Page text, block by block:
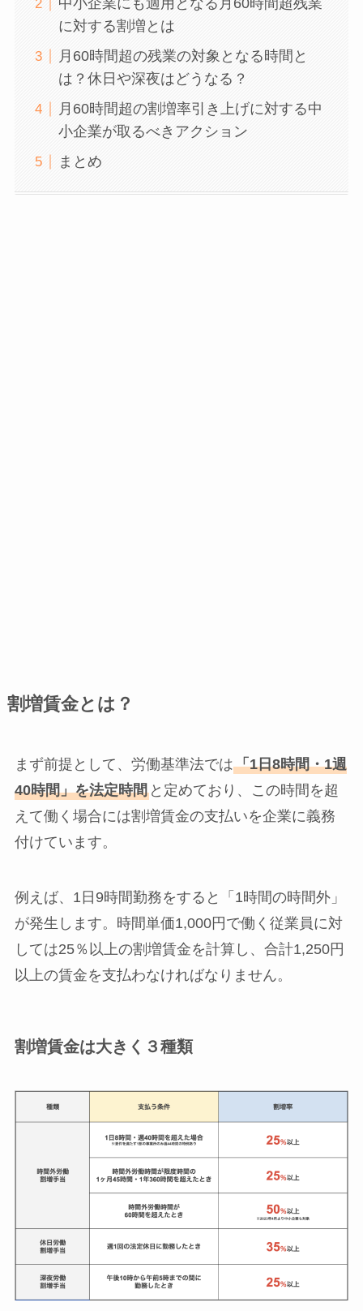
中小企業にも適用となる月60時間超残業
に対する割増とは
月60時間超の残業の対象となる時間と
は？休日や深夜はどうなる？
月60時間超の割増率引き上げに対する中
小企業が取るべきアクション
まとめ
割増賃金とは？
まず前提として、労働基準法では「1日8時間・1週
40時間」を法定時間と定めており、この時間を超
えて働く場合には割増賃金の支払いを企業に義務
付けています。
例えば、1日9時間勤務をすると「1時間の時間外」
が発生します。時間単価1,000円で働く従業員に対
しては25％以上の割増賃金を計算し、合計1,250円
以上の賃金を支払わなければなりません。
割増賃金は大きく３種類